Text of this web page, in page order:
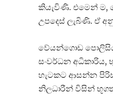
කියැවිණි. එමෙන් ම,
උපදෙස් ලැබිණි. ඒ
වේයන්ගොඩ පොලිසිය,
සංවර්ධන අධිකාරිය,
හැටකට ආසන්න
නිලධාරීන් විසින්